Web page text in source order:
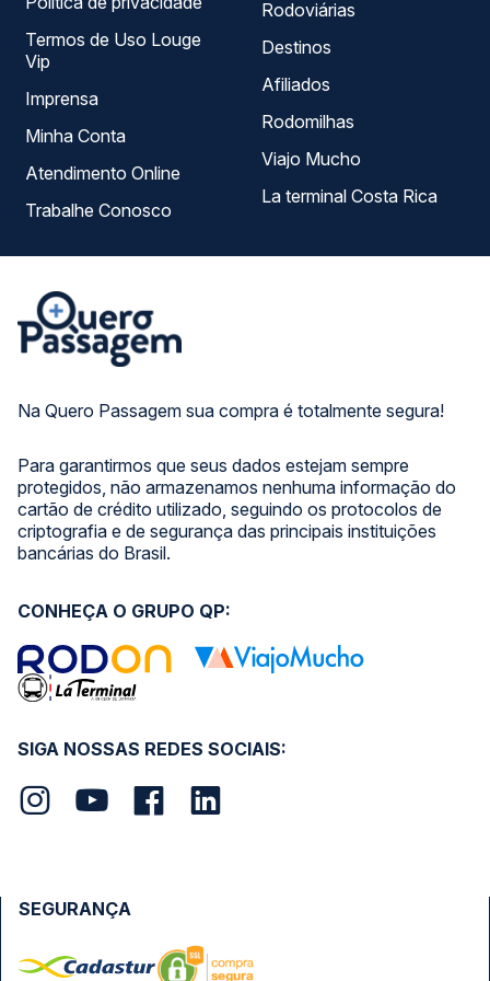
Na Quero Passagem sua compra é totalmente segura!
Para garantirmos que seus dados estejam sempre
protegidos, não armazenamos nenhuma informação do
cartão de crédito utilizado, seguindo os protocolos de
criptografia e de segurança das principais instituições
bancárias do Brasil.
Termos de Uso Louge
Vip
Imprensa
Minha Conta
Atendimento Online
Trabalhe Conosco
Rodoviárias
Destinos
Afiliados
Rodomilhas
Viajo Mucho
La terminal Costa Rica
SIGA NOSSAS REDES SOCIAIS:
CONHEÇA O GRUPO QP:
SEGURANÇA